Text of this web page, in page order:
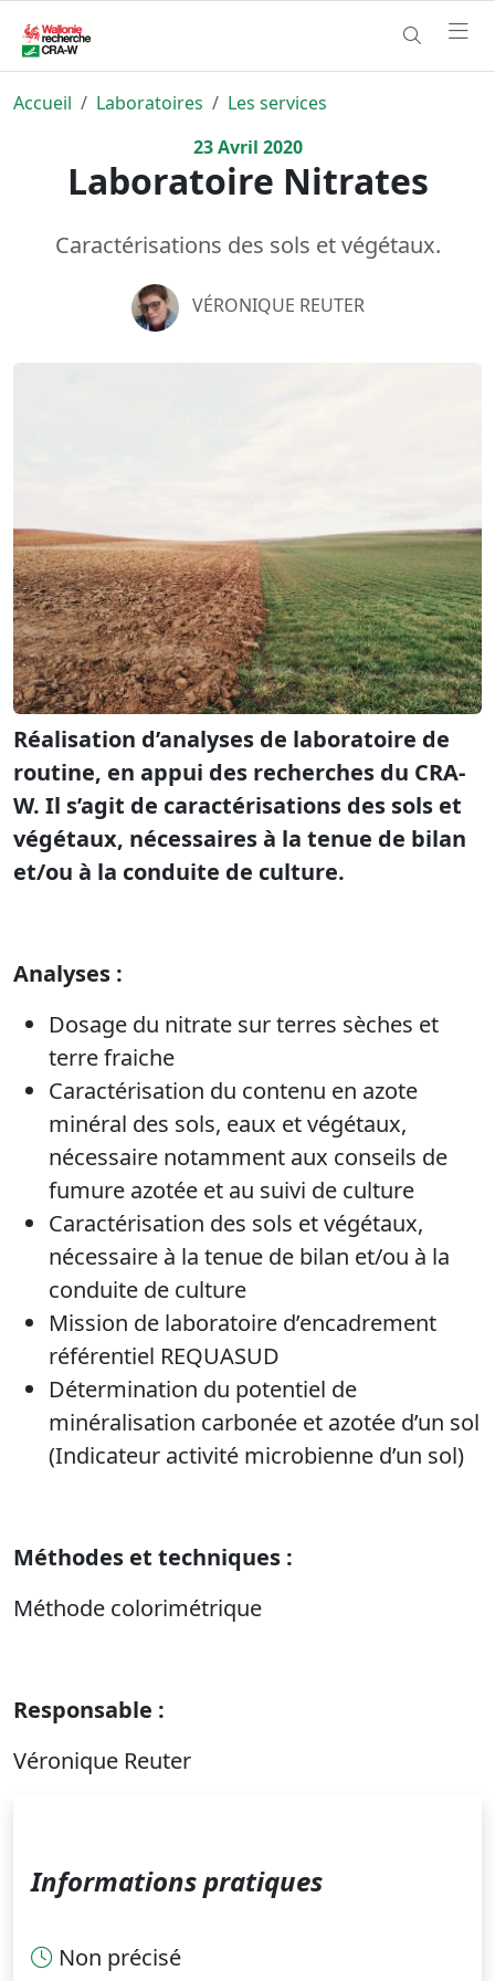
Accueil Laboratoires
Les services
23Avril 2020
Laboratoire Nitrates
Caractérisations des sols et végétaux.
VÉRONIQUE REUTER
Réalisation d’analyses de laboratoire de
routine, en appui des recherches du CRA-
W. Il s’agit de caractérisations des sols et
végétaux, nécessaires à la tenue de bilan
et/ou à la conduite de culture.
Analyses :
Dosage du nitrate sur terres sèches et
terre fraiche
Caractérisation du contenu en azote
minéral des sols, eaux et végétaux,
nécessaire notamment aux conseils de
fumure azotée et au suivi de culture
Caractérisation des sols et végétaux,
nécessaire à la tenue de bilan et/ou à la
conduite de culture
Mission de laboratoire d’encadrement
référentiel REQUASUD
Détermination du potentiel de
minéralisation carbonée et azotée d’un sol
(Indicateur activité microbienne d’un sol)
Méthodes et techniques :
Méthode colorimétrique
Responsable :
Véronique Reuter
Informations pratiques
Non précisé